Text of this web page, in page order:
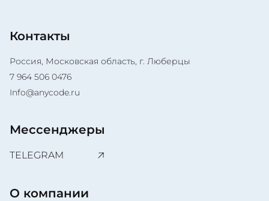
Контакты
Россия, Московская область, г. Люберцы
7 964 506 0476
Info@anycode.ru
О компании
Мессенджеры
TELEGRAM